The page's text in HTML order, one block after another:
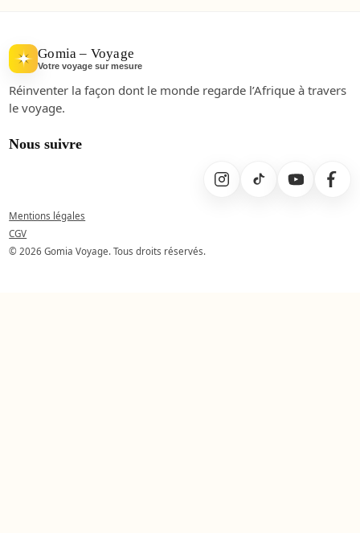
Gomia – Voyage
Votre voyage sur mesure
Réinventer la façon dont le monde regarde l’Afrique à travers
le voyage.
Nous suivre
Mentions légales
CGV
© 2026 Gomia Voyage. Tous droits réservés.